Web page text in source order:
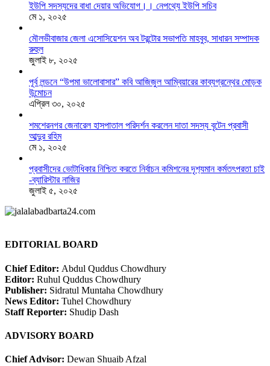
ইউপি সদস্যদের বাধা দেয়ার অভিযোগ।। নেপথ্যে ইউপি সচিব
মে ১, ২০২৫
মৌলভীবাজার জেলা এসোসিয়েশন অব টরন্টোর সভাপতি মাহবুব, সাধারন সম্পাদক
রুহুল
জুলাই ৮, ২০২৫
পূর্ব লন্ডনে “উপমা ভালোবাসার” কবি আজিজুল আম্বিয়ারের কাব্যগ্রন্থের মোড়ক
উন্মোচন
এপ্রিল ৩০, ২০২৫
শমশেরনগর জেনারেল হাসপাতাল পরিদর্শন করলেন দাতা সদস্য বৃটেন প্রবাসী
আব্দুর রহিম
মে ১, ২০২৫
প্রবাসীদের ভোটাধিকার নিশ্চিত করতে নির্বাচন কমিশনের দৃশ‍্যমান কর্মতৎপরতা চাই
-ব্যারিস্টার নাজির
জুলাই ৫, ২০২৫
EDITORIAL BOARD
Chief Editor: Abdul Quddus Chowdhury
Editor: Ruhul Quddus Chowdhury
Publisher: Sidratul Muntaha Chowdhury
News Editor: Tuhel Chowdhury
Staff Reporter: Shudip Dash
ADVISORY BOARD
Chief Advisor: Dewan Shuaib Afzal